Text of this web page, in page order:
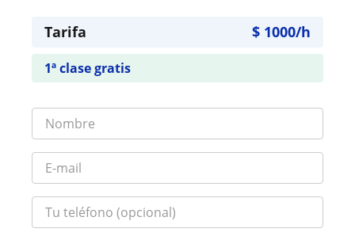
Tarifa $ 1000/h
1ª clase gratis